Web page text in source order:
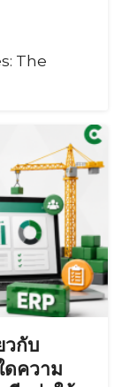
The
วกับ
ดความ